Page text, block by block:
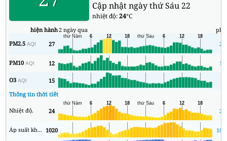
Cập nhật ngày thứ Sáu 22
nhiệt độ:24°C
hiện hành2 ngày qua
PM2.5AQI 27 25
PM10AQI 12 10
O3AQI 15
Thông tin thời tiết
Nhiệt độ. 24 23
Áp suất không khí 1020